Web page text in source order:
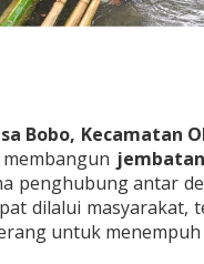
Bobo, Kecamatan
penghubung antar
dilalui masyarakat,
untuk menempuh